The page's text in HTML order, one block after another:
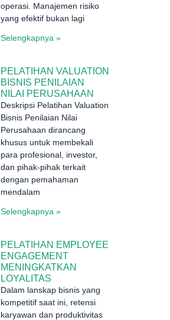
operasi. Manajemen risiko
yang efektif bukan lagi
Selengkapnya »
PELATIHAN VALUATION
BISNIS PENILAIAN
NILAI PERUSAHAAN
Deskripsi Pelatihan Valuation
Bisnis Penilaian Nilai
Perusahaan dirancang
khusus untuk membekali
para profesional, investor,
dan pihak-pihak terkait
dengan pemahaman
mendalam
Selengkapnya »
PELATIHAN EMPLOYEE
ENGAGEMENT
MENINGKATKAN
LOYALITAS
Dalam lanskap bisnis yang
kompetitif saat ini, retensi
karyawan dan produktivitas